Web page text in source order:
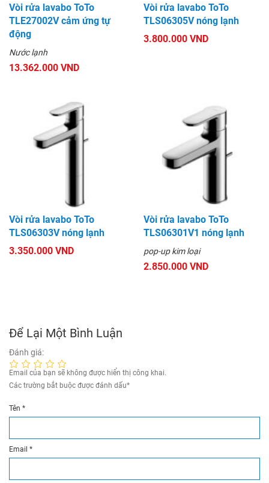
Vòi rửa lavabo ToTo
TLE27002V cảm ứng tự
động
Nước lạnh
13.362.000 VND
Vòi rửa lavabo ToTo
TLS06305V nóng lạnh
3.800.000 VND
Vòi rửa lavabo ToTo
TLS06303V nóng lạnh
3.350.000 VND
Vòi rửa lavabo ToTo
TLS06301V1 nóng lạnh
pop-up kim loại
2.850.000 VND
Để Lại Một Bình Luận
Đánh giá:
Email của bạn sẽ không được hiển thị công khai.
Các trường bắt buộc được đánh dấu*
Tên *
Email *